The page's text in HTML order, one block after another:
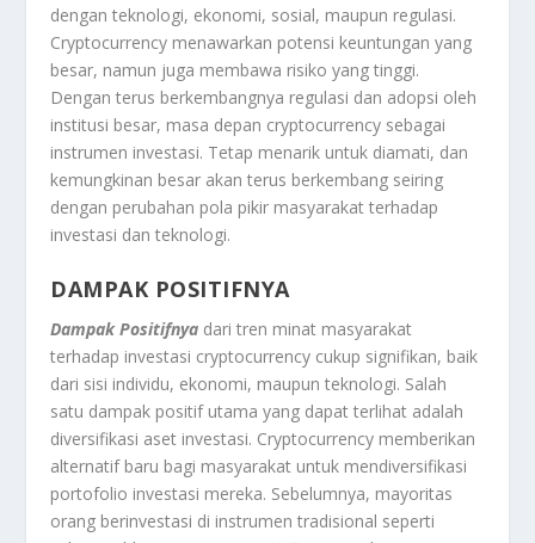
dengan teknologi, ekonomi, sosial, maupun regulasi.
Cryptocurrency menawarkan potensi keuntungan yang
besar, namun juga membawa risiko yang tinggi.
Dengan terus berkembangnya regulasi dan adopsi oleh
institusi besar, masa depan cryptocurrency sebagai
instrumen investasi. Tetap menarik untuk diamati, dan
kemungkinan besar akan terus berkembang seiring
dengan perubahan pola pikir masyarakat terhadap
investasi dan teknologi.
DAMPAK POSITIFNYA
Dampak Positifnya dari tren minat masyarakat
terhadap investasi cryptocurrency cukup signifikan, baik
dari sisi individu, ekonomi, maupun teknologi. Salah
satu dampak positif utama yang dapat terlihat adalah
diversifikasi aset investasi. Cryptocurrency memberikan
alternatif baru bagi masyarakat untuk mendiversifikasi
portofolio investasi mereka. Sebelumnya, mayoritas
orang berinvestasi di instrumen tradisional seperti